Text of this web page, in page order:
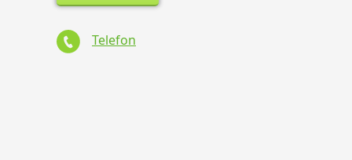
Telefon